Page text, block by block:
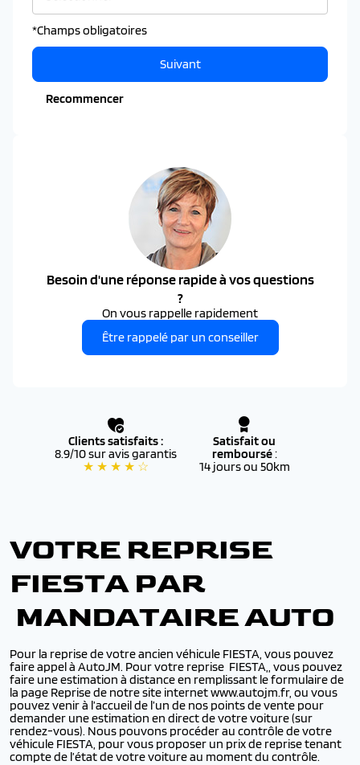
*Champs obligatoires
Recommencer
Suivant
Besoin d'une réponse rapide à vos questions
?
On vous rappelle rapidement
Être rappelé par un conseiller
Clients satisfaits :
8.9/10 sur avis garantis
★ ★ ★ ★ ☆
Satisfait ou
remboursé:
14 jours ou 50km
VOTRE REPRISE
FIESTA PAR
MANDATAIRE AUTO
Pour la reprise de votre ancien véhicule FIESTA, vous pouvez
faire appel à AutoJM. Pour votre reprise FIESTA,, vous pouvez
faire une estimation à distance en remplissant le formulaire de
la page Reprise de notre site internet www.autojm.fr, ou vous
pouvez venir à l’accueil de l’un de nos points de vente pour
demander une estimation en direct de votre voiture (sur
rendez-vous). Nous pouvons procéder au contrôle de votre
véhicule FIESTA, pour vous proposer un prix de reprise tenant
compte de l’état de votre voiture au moment du contrôle.